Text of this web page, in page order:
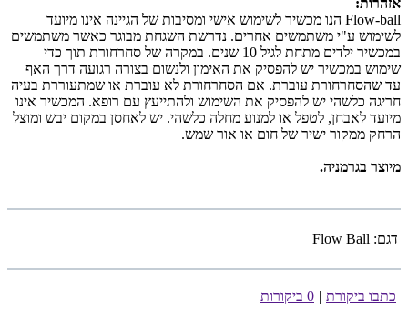
אזהרות:
Flow-ball הנו מכשיר לשימוש אישי ומסיבות של הגיינה אינו מיועד
לשימוש ע"י משתמשים אחרים. נדרשת השגחת מבוגר כאשר משתמשים
במכשיר ילדים מתחת לגיל 10 שנים. במקרה של סחרחורת תוך כדי
שימוש במכשיר יש להפסיק את האימון ולנשום בצורה רגועה דרך האף
עד שהסחרחורת עוברת. אם הסחרחורת לא עוברת או שמתעוררת בעיה
חריגה כלשהי יש להפסיק את השימוש ולהתייעץ עם רופא. המכשיר אינו
מיועד לאבחן, לטפל או למנוע מחלה כלשהי. יש לאחסן במקום יבש ומוצל
הרחק ממקור ישיר של חום או אור שמש.
מיוצר בגרמניה.
דגם: Flow Ball
כתבו ביקורת | 0 ביקורות